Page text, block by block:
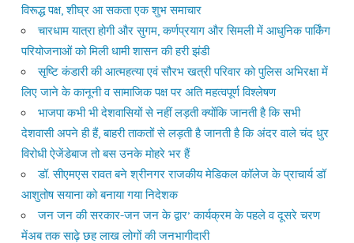
विरूद्ध पक्ष, शीघ्र आ सकता एक शुभ समाचार
चारधाम यात्रा होगी और सुगम, कर्णप्रयाग और सिमली में आधुनिक पार्किंग
परियोजनाओं को मिली धामी शासन की हरी झंडी
सृष्टि कंडारी की आत्महत्या एवं सौरभ खत्री परिवार को पुलिस अभिरक्षा में
लिए जाने के कानूनी व सामाजिक पक्ष पर अति महत्वपूर्ण विश्लेषण
भाजपा कभी भी देशवासियों से नहीं लड़ती क्योंकि जानती है कि सभी
देशवासी अपने ही हैं, बाहरी ताकतों से लड़ती है जानती है कि अंदर वाले चंद धुर
विरोधी ऐजेंडेबाज तो बस उनके मोहरे भर हैं
डॉ. सीएमएस रावत बने श्रीनगर राजकीय मेडिकल कॉलेज के प्राचार्य डॉ
आशुतोष सयाना को बनाया गया निदेशक
जन जन की सरकार-जन जन के द्वार’ कार्यक्रम के पहले व दूसरे चरण
मेंअब तक साढ़े छह लाख लोगों की जनभागीदारी